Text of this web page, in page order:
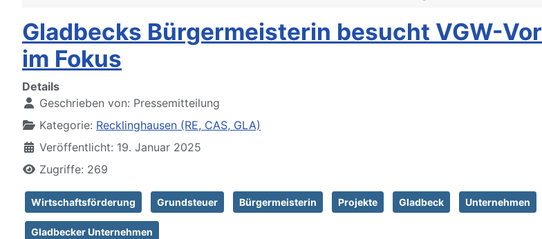
Gladbecks Bürgermeisterin besucht VGW-
im Fokus
Details
Geschrieben von: Pressemitteilung
Kategorie: Recklinghausen (RE, CAS, GLA)
Veröffentlicht: 19. Januar 2025
Zugriffe: 269
Wirtschaftsförderung Grundsteuer Bürgermeisterin Projekte Gladbeck Unternehmen
Gladbecker Unternehmen